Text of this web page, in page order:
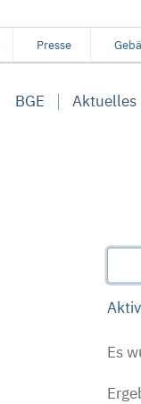
Presse
BGE Aktuelles
Es